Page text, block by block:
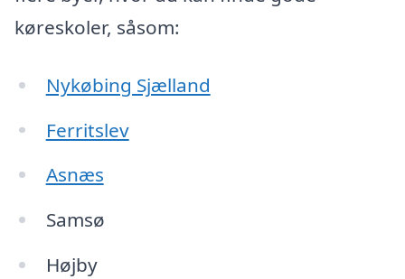
køreskoler, såsom:
Nykøbing Sjælland
Ferritslev
Asnæs
Samsø
Højby